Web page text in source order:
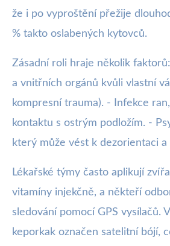
že i po vyproštění přežije
% takto oslabených kytovců.
Zásadní roli hraje několik
a vnitřních orgánů kvůli vlastní
kompresní trauma). - Infekce
kontaktu s ostrým podložím. -
který může vést k dezorientaci
Lékařské týmy často aplikují
vitamíny injekčně, a někteří
sledování pomocí GPS vysílačů.
keporkak označen satelitní bójí,